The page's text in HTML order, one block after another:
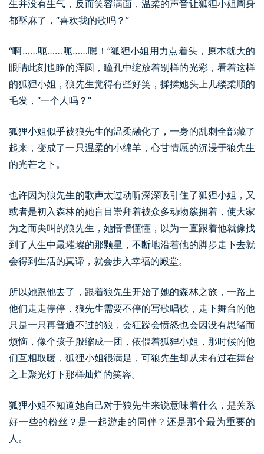
生并没有生气，反而笑容满面，温柔的声音让狐狸小姐周身
都酥麻了，“喜欢我的歌吗？”
“啊……呃……呃……嗯！”狐狸小姐用力点着头，原本就大的
眼睛此刻也睁的浑圆，瞳孔中绽放着别样的光彩，看着这样
的狐狸小姐，狼先生觉得有些好笑，揉揉她头上几缕柔顺的
毛发，“一个人吗？”
狐狸小姐似乎被狼先生的温柔融化了，一身的乱刺全部藏了
起来，变成了一只温柔的小绵羊，心甘情愿的沉浸于狼先生
的光芒之下。
也许因为狼先生的歌声太过动听深深吸引住了狐狸小姐，又
或者是初入森林的她盲目崇拜着被众多动物簇拥着，使大家
为之而尖叫的狼先生，她懵懵懂懂，以为一直跟着他就像找
到了人生中最璀璨的那颗星，不断地沿着他的脚步走下去就
会得到生活的真谛，就会步入幸福的殿堂。
所以她跟他去了，跟着狼先生开始了她的森林之旅，一路上
他们走走停停，狼先生需要不停的写歌唱歌，走下舞台的他
只是一只再普通不过的狼，会狂躁会愤怒也会因没有思绪而
烦恼，像个孩子般缩成一团，依偎着狐狸小姐，那时候的他
们互相取暖，狐狸小姐很满足，可狼先生却从未有过在舞台
之上聚光灯下那样灿烂的笑容。
狐狸小姐不知道她自己对于狼先生来说意味着什么，是关系
好一些的粉丝？是一起游走的同伴？还是那个最为重要的
人。